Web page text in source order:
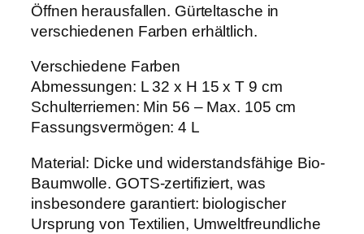
Öffnen herausfallen. Gürteltasche in
verschiedenen Farben erhältlich.
Verschiedene Farben
Abmessungen: L 32 x H 15 x T 9 cm
Schulterriemen: Min 56 – Max. 105 cm
Fassungsvermögen: 4 L
Material: Dicke und widerstandsfähige Bio-
Baumwolle. GOTS-zertifiziert, was
insbesondere garantiert: biologischer
Ursprung von Textilien, Umweltfreundliche